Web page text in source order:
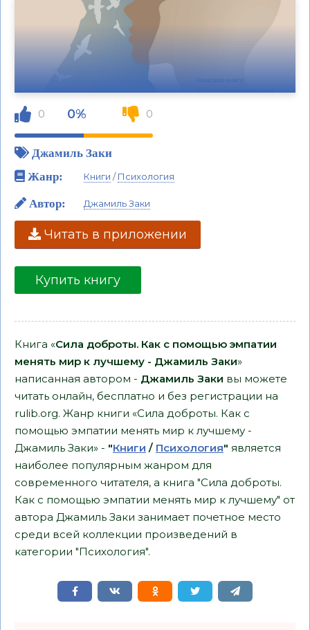
0 0% 0
Джамиль Заки
Жанр:
Книги /Психология
Автор: Джамиль Заки
Читать в приложении
Купить книгу
Книга «Сила доброты. Как с помощью эмпатии
менять мир к лучшему - Джамиль Заки»
написанная автором - Джамиль Заки вы можете
читать онлайн, бесплатно и без регистрации на
rulib.org. Жанр книги «Сила доброты. Как с
помощью эмпатии менять мир к лучшему -
Джамиль Заки» - "Книги / Психология" является
наиболее популярным жанром для
современного читателя, а книга "Сила доброты.
Как с помощью эмпатии менять мир к лучшему" от
автора Джамиль Заки занимает почетное место
среди всей коллекции произведений в
категории "Психология".